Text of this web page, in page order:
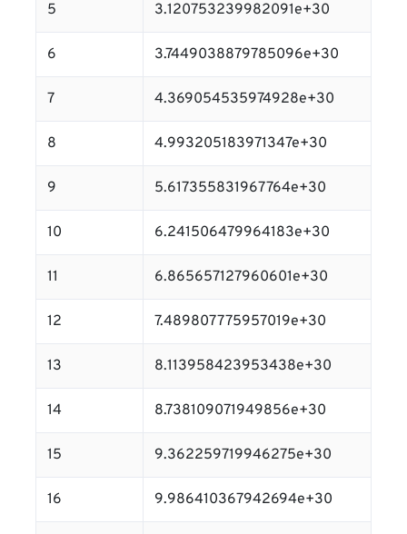
5 3.120753239982091e+30
6 3.7449038879785096e+30
7 4.369054535974928e+30
8 4.993205183971347e+30
9 5.617355831967764e+30
10 6.241506479964183e+30
11 6.865657127960601e+30
12 7.489807775957019e+30
13 8.113958423953438e+30
14 8.738109071949856e+30
15 9.362259719946275e+30
16 9.986410367942694e+30